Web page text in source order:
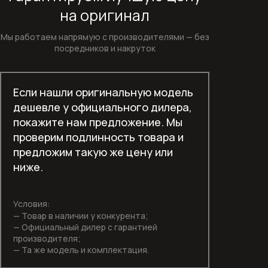
Кофемашины
Микроволновые печи
Моющие и чистящие средства для
кофемашин
Моющие и чистящие средства для
посудомоечных машин
Отдельностоящие морозильники
Отдельностоящие сушильные
на оригинал
Мы работаем напрямую с производителями — без
посредников и накруток
Если нашли оригинальную модель
дешевле у официального дилера,
покажите нам предложение. Мы
проверим подлинность товара и
предложим такую же цену или
ниже.
Условия:
— Товар в наличии у конкурента;
— Официальный дилер с гарантией
производителя;
— Та же модель и комплектация.